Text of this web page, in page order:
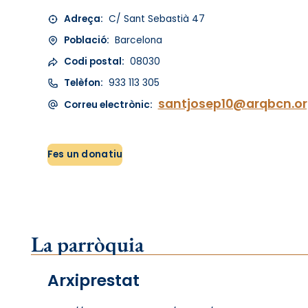
Adreça: C/ Sant Sebastià 47
Població: Barcelona
Codi postal: 08030
Telèfon: 933 113 305
Correu electrònic:
Fes un donatiu
La parròquia
Arxiprestat